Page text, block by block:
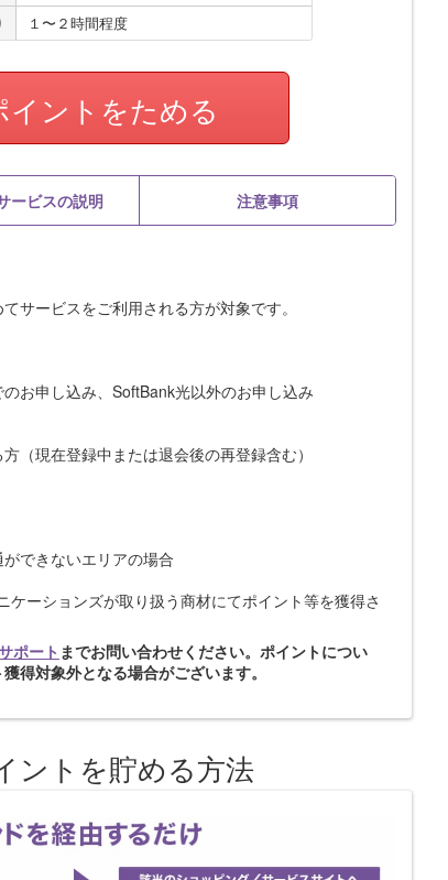
１〜２時間程度
ントをためる
ービスの説明
注意事項
サービスをご利用される方が対象です。
お申し込み、SoftBank光以外のお申し込み
（現在登録中または退会後の再登録含む）
できないエリアの場合
ケーションズが取り扱う商材にてポイント等を獲得さ
ポート までお問い合わせください。ポイントについ
得対象外となる場合がございます。
ントを貯める方法